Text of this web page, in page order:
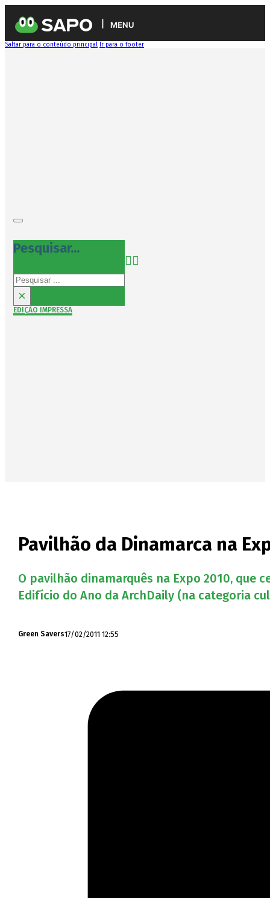
MENU
Saltar para o conteúdo principal Ir para o footer
Pesquisar...
Pesquisar
×
EDIÇÃO IMPRESSA
Pavilhão da Dinamarca na
O pavilhão dinamarquês na Expo 2010, que
Edifício do Ano da ArchDaily (na categoria
Green Savers17/02/2011 12:55